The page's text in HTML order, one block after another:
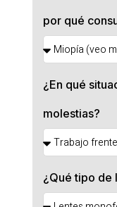
por qué
¿En qué
molestias?
¿Qué tipo de